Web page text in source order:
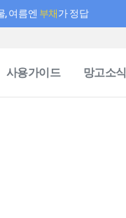
, 여름엔 부채가 정답
사용가이드 망고소식